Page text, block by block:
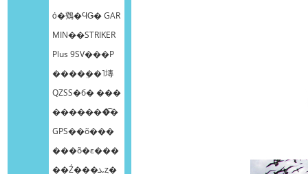
ȯ�䳫�ϤǤ� GAR
MIN��STRIKER
Plus 9SV���Ρ
����ܸ��˥塼
QZSS�б� ���
�������͡�
GPS��õ���
���õ�ε���
��Ź���ܥȥ�